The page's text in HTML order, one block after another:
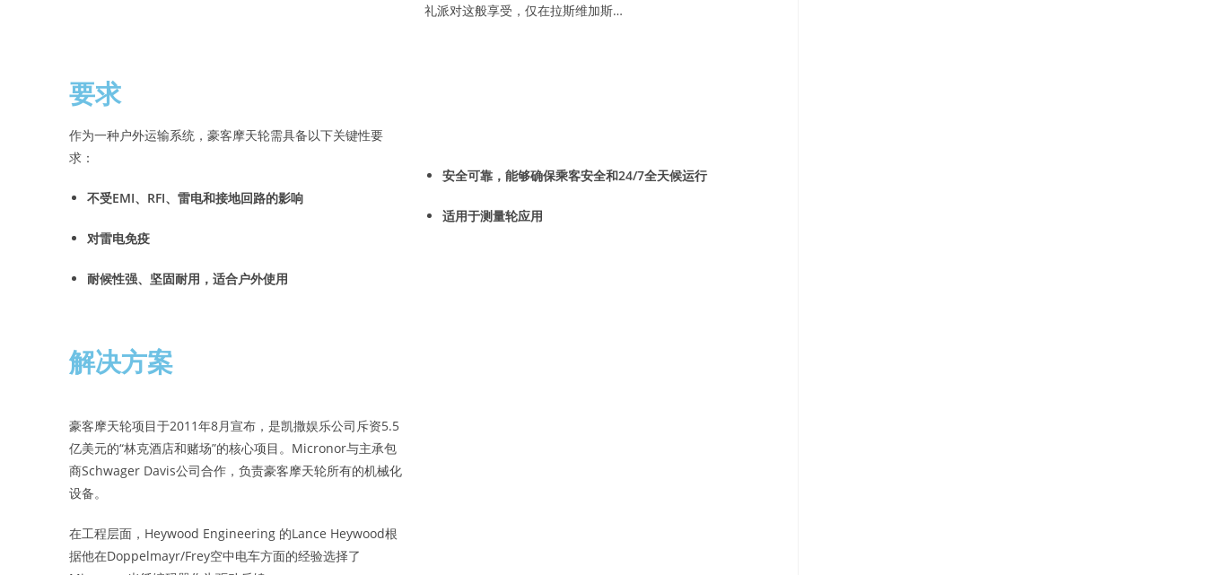
礼派对这般享受，仅在拉斯维加斯…
要求
作为一种户外运输系统，豪客摩天轮需具备以下关键性要
求：
不受EMI、RFI、雷电和接地回路的影响
对雷电免疫
耐候性强、坚固耐用，适合户外使用
安全可靠，能够确保乘客安全和24/7全天候运行
适用于测量轮应用
解决方案
豪客摩天轮项目于2011年8月宣布，是凯撒娱乐公司斥资5.5
亿美元的“林克酒店和赌场”的核心项目。Micronor与主承包
商Schwager Davis公司合作，负责豪客摩天轮所有的机械化
设备。
在工程层面，Heywood Engineering 的Lance Heywood根
据他在Doppelmayr/Frey空中电车方面的经验选择了